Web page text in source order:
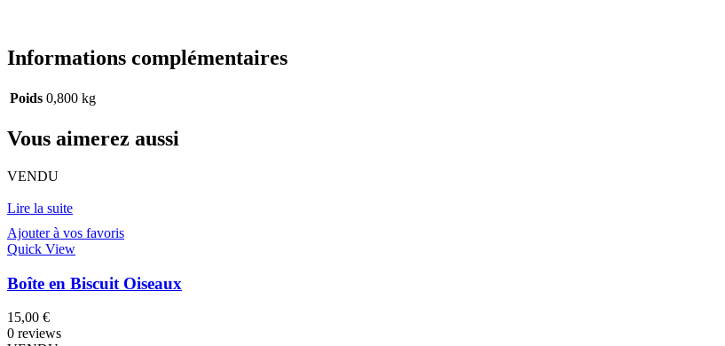
Informations complémentaires
Poids 0,800 kg
Vous aimerez aussi
VENDU
Lire la suite
Ajouter à vos favoris
Quick View
Boîte en Biscuit Oiseaux
15,00 €
0 reviews